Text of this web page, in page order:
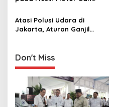
o
n
Atasi Polusi Udara di
Jakarta, Aturan Ganjil
Don't Miss